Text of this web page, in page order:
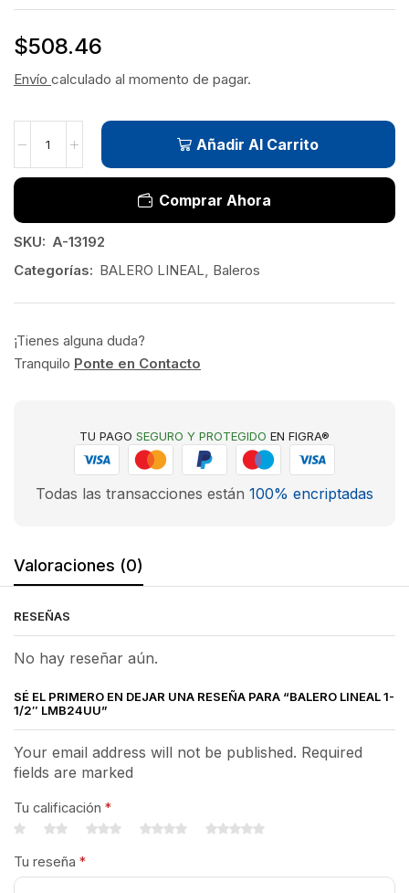
$508.46
Envío calculado al momento de pagar.
Añadir Al Carrito
Comprar Ahora
SKU: A-13192
Categorías: BALERO LINEAL, Baleros
¡Tienes alguna duda?
Tranquilo Ponte en Contacto
TU PAGO SEGURO Y PROTEGIDO EN FIGRA®
Todas las transacciones están 100% encriptadas
Valoraciones (0)
RESEÑAS
No hay reseñar aún.
SÉ EL PRIMERO EN DEJAR UNA RESEÑA PARA “BALERO LINEAL 1-
1/2″ LMB24UU”
Your email address will not be published. Required
fields are marked
Tu calificación *
Tu reseña *